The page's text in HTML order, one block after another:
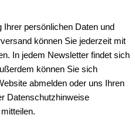
Ihrer persönlichen Daten und
können Sie jederzeit mit
In jedem Newsletter findet sich
können Sie sich
abmelden oder uns Ihren
Datenschutzhinweise